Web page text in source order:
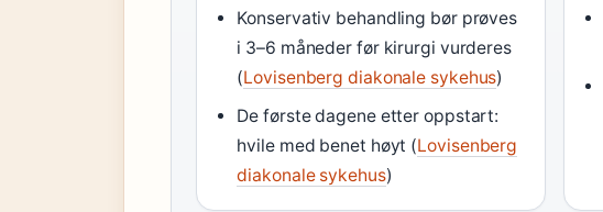
Konservativ behandling bør prøves
i 3–6 måneder før kirurgi vurderes
(Lovisenberg diakonale sykehus)
De første dagene etter oppstart:
hvile med benet høyt (Lovisenberg
diakonale sykehus)